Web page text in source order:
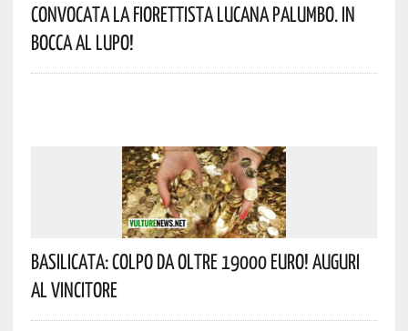
Convocata La Fiorettista Lucana Palumbo. In
Bocca Al Lupo!
Basilicata: Colpo Da Oltre 19000 Euro! Auguri
Al Vincitore